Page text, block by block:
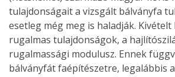
tulajdonságait a vizsgált bálványfa
esetleg még meg is haladják. Kivételt
rugalmas tulajdonságok, a
rugalmassági modulusz. Ennek
bálványfát faépítészetre, legalábbis